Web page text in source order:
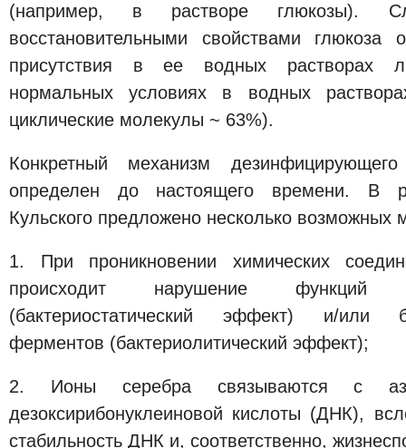
(например, в растворе глюкозы).
восстановительными свойствами глюкоза
присутствия в ее водных растворах
нормальных условиях в водных
циклические молекулы ~ 63%).
Конкретный механизм
определен до настоящего времени. В
Кульского предложено несколько возможных
1. При проникновении химических
происходит нарушение функций
(бактериостатический эффект) и/или
ферментов (бактериолитический эффект);
2. Ионы серебра связываются с
дезоксирибонуклеиновой кислоты (ДНК),
стабильность ДНК и, соответственно,